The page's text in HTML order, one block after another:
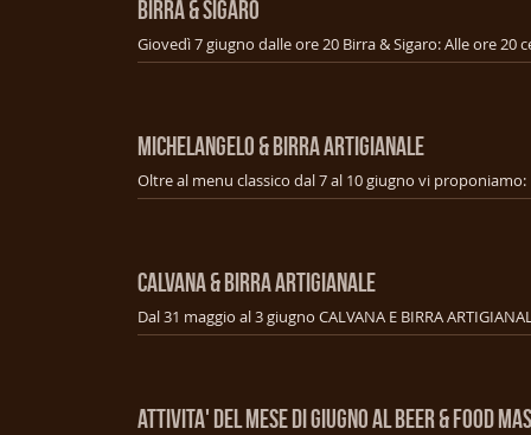
BIRRA & SIGARO
MICHELANGELO & BIRRA ARTIGIANALE
CALVANA & BIRRA ARTIGIANALE
ATTIVITA' DEL MESE DI GIUGNO AL BEER & FOOD